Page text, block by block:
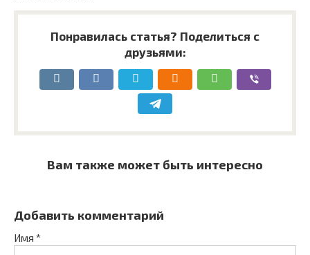
Понравилась статья? Поделиться с
друзьями:
Вам также может быть интересно
Добавить комментарий
Имя *